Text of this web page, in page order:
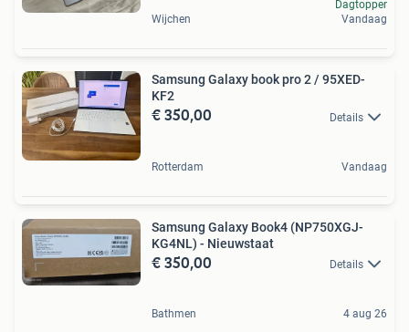
Wijchen
Dagtopper
Vandaag
Samsung Galaxy book pro 2 / 95XED-
KF2
€ 350,00 Details
Rotterdam Vandaag
Samsung Galaxy Book4 (NP750XGJ-
KG4NL) - Nieuwstaat
€ 350,00 Details
Bathmen 4 aug 26